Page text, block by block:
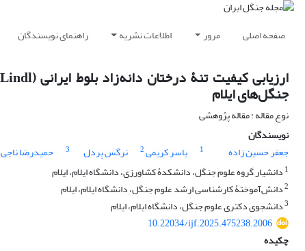
صفحه اصلی مرور اطلاعات نشریه راهنمای نویسندگان
جنگل‌های ایلام
نوع مقاله : مقاله پژوهشی
نویسندگان
جعفر حسین زاده
1 یاسر کریمی2 نرگس پردل 3 حمیدرضا ناجی
1 دانشیار گروه علوم جنگل، دانشکدۀ کشاورزی، دانشگاه ایلام، ایلام
2دانش‌آموختۀ کارشناسی ارشد علوم جنگل، دانشگاه ایلام، ایلام
3دانشجوی دکتری علوم جنگل، دانشگاه ایلام، ایلام
10.22034/ijf.2025.475238.2006
چکیده